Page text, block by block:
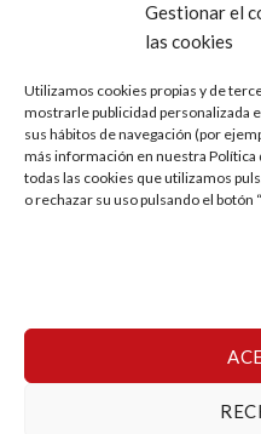
Gestionar el
las cookies
Utilizamos cookies propias y de
mostrarle publicidad personalizada
sus hábitos de navegación (por
más información en nuestra
todas las cookies que utilizamos
o rechazar su uso pulsando el botón
Aviso Legal
Política de privacidad
Condiciones generales de